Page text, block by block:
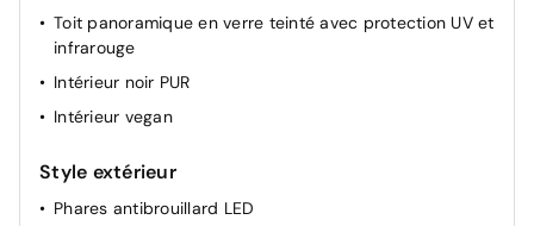
Toit panoramique en verre teinté avec protection UV et
infrarouge
Intérieur noir PUR
Intérieur vegan
Style extérieur
Phares antibrouillard LED